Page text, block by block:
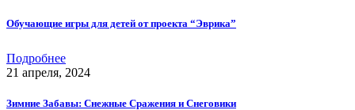
Обучающие игры для детей от проекта “Эврика”
Подробнее
21 апреля, 2024
Зимние Забавы: Снежные Сражения и Снеговики